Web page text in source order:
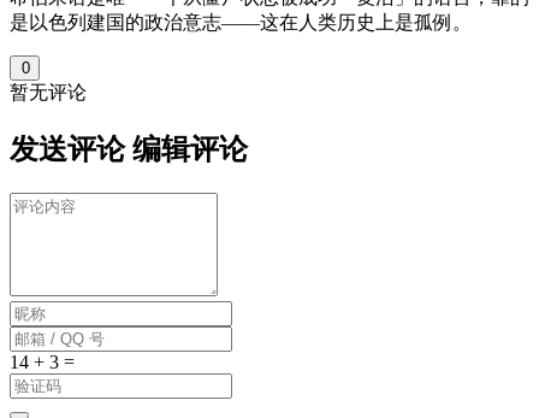
是以色列建国的政治意志——这在人类历史上是孤例。
0
暂无评论
发送评论 编辑评论